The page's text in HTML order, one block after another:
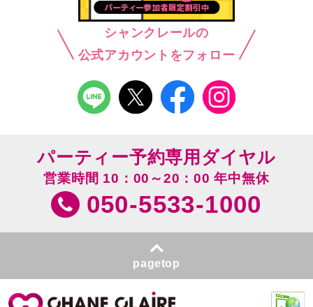
シャンクレールの
公式アカウントをフォロー
パーティー予約専用ダイヤル
営業時間 10：00～20：00 年中無休
050-5533-1000
pagetop